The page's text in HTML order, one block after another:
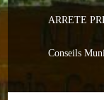
Le PACS
Voter
ARRETE
Conseils